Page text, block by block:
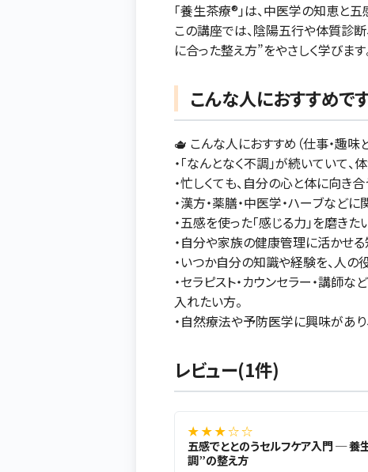
「養生茶療®」は、中医学の知恵と
この講座では、陰陽五行や体質診
に合った整え方”をやさしく学びま
こんな人におすすめで
🫖 こんな人におすすめ（仕事・趣味
・「なんとなく不調」が続いていて
・忙しくても、自分の心と体に向き
・漢方・薬膳・中医学・ハーブなど
・五感を使った「感じる力」を磨きた
・自分や家族の健康管理に活かせ
・いつか自分の知識や経験を、人の
・セラピスト・カウンセラー・講師
入れたい方。
・自然療法や予防医学に興味があり
レビュー(1件)
★ ★ ★ ☆ ☆
五感でととのうセルフケア入門 ─ 養
調”の整え方